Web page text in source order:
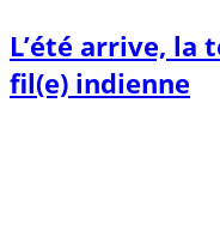
L’été arrive, la
fil(e) indienne